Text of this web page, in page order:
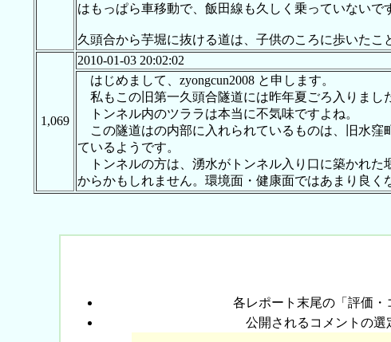
はもっぱら車移動で、飯田線も久しく乗っていないで
久頭合から芋堀に抜ける道は、子供のころに歩いたこ
1,069
2010-01-03 20:02:02
はじめまして、zyongcun2008 と申します。
私もこの旧第一久頭合隧道には昨年夏ごろ入りまし
トンネル内のツララは本当に不気味ですよね。
この隧道はの内部に入れられているものは、旧水窪
ているようです。
トンネルの方は、湧水がトンネル入り口に築かれた
からかもしれません。環境面・健康面ではあまり良く
各レポート末尾の「評価
公開されるコメントの選